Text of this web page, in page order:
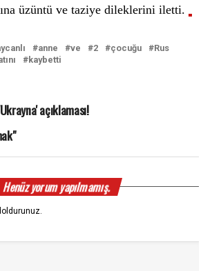
üzüntü ve taziye dileklerini iletti.
anne ve 2 çocuğu
Rus
kaybetti
açıklaması!
Henüz yorum yapılmamış.